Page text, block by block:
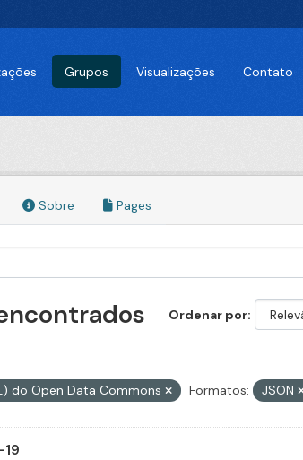
Grupos Visualizações Contato
Sobre Pages
Ordenar por
do Open Data Commons
Formatos: JSON